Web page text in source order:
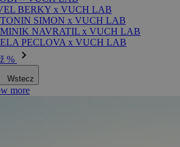
BERKY x VUCH LAB
SIMON x VUCH LAB
NAVRATIL x VUCH LAB
PECLOVA x VUCH LAB
%
Wstecz
more